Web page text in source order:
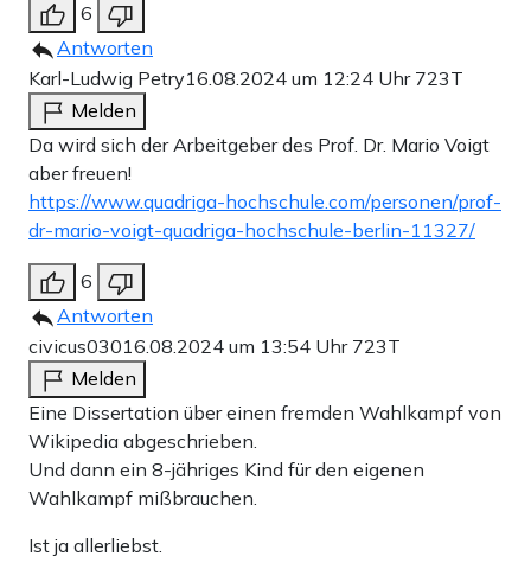
6
Antworten
Karl-Ludwig Petry16.08.2024 um 12:24 Uhr 723T
Melden
Da wird sich der Arbeitgeber des Prof. Dr. Mario Voigt
aber freuen!
https://www.quadriga-hochschule.com/personen/prof-
dr-mario-voigt-quadriga-hochschule-berlin-11327/
6
Antworten
civicus03016.08.2024 um 13:54 Uhr 723T
Melden
Eine Dissertation über einen fremden Wahlkampf von
Wikipedia abgeschrieben.
Und dann ein 8-jähriges Kind für den eigenen
Wahlkampf mißbrauchen.
Ist ja allerliebst.